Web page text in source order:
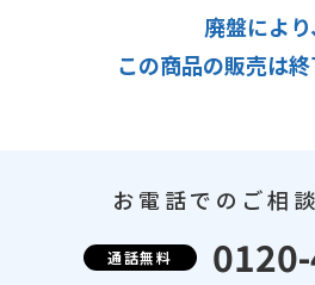
廃盤により
この商品の販売は
お電話でのご相
通話無料